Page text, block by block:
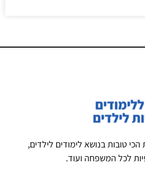
טובות בנושא לימודים לילדים,
לכל המשפחה ועוד.